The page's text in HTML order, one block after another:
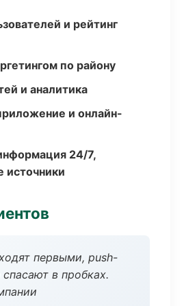
и рейтинг
по району
и аналитика
и онлайн-
24/7,
источники
первыми, push-
в пробках.